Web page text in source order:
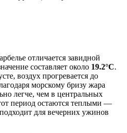
отличается завидной
составляет около 19.2°C.
воздух прогревается до
морскому бризу жара
легче, чем в центральных
период остаются теплыми —
для вечерних ужинов